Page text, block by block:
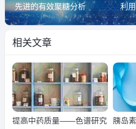
先进的有效聚糖分析
相关文章
提高中药质量——色谱研究 胰岛